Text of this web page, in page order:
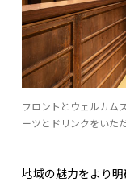
フロントとウェルカム
ーツとドリンクをいただ
地域の魅力をより